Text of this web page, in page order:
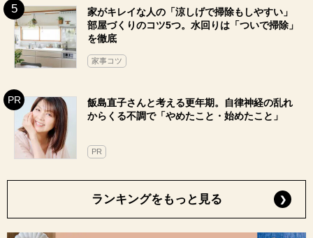
家がキレイな人の「涼しげで掃除もしやすい」
部屋づくりのコツ5つ。水回りは「ついで掃除」
を徹底
家事コツ
飯島直子さんと考える更年期。自律神経の乱れ
からくる不調で「やめたこと・始めたこと」
PR
ランキングをもっと見る